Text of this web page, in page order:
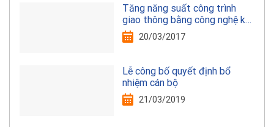
Tăng năng suất công trình
giao thông bằng công nghệ kết
cấu thép
20/03/2017
Lễ công bố quyết định bổ
nhiệm cán bộ
21/03/2019